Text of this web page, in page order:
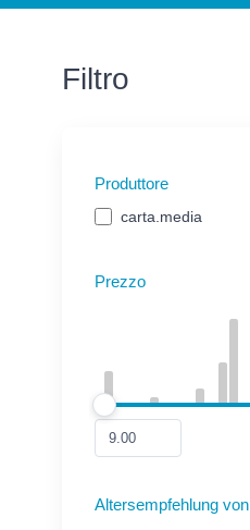
Filtro
Produttore
carta.media
Prezzo
Altersempfehlung von